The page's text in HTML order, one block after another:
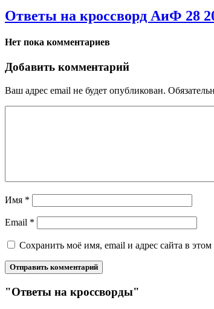
Ответы на кроссворд АиФ 28
Нет пока комментариев
Добавить комментарий
Ваш адрес email не будет опубликован.
Имя *
Email *
Сохранить моё имя, email и адрес сайта в
"Ответы на кроссворды"